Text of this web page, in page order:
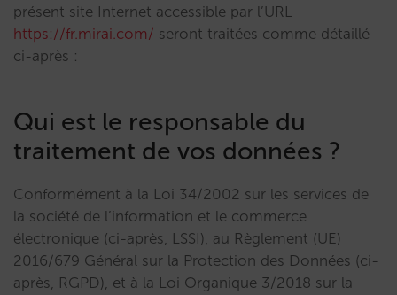
présent site Internet accessible par l’URL
https://fr.mirai.com/ seront traitées comme détaillé
ci-après :
Qui est le responsable du
traitement de vos données ?
Conformément à la Loi 34/2002 sur les services de
la société de l’information et le commerce
électronique (ci-après, LSSI), au Règlement (UE)
2016/679 Général sur la Protection des Données (ci-
après, RGPD), et à la Loi Organique 3/2018 sur la